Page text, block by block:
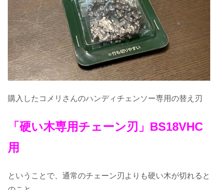
購入したコメリさんのハンディチェンソー専用の替え刃
「硬い木専用チェーン刃」BS18VHC
用
ということで、通常のチェーン刃よりも硬い木が切れると